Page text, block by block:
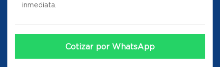
inmediata.
Cotizar por WhatsApp